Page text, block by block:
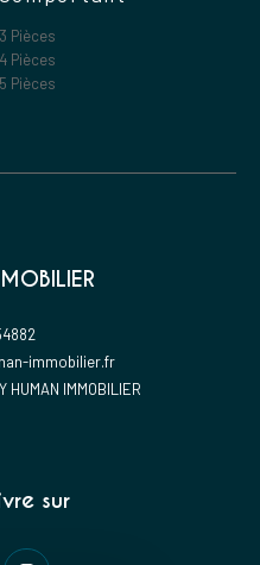
3 Pièces
4 Pièces
5 Pièces
immobilier.fr
HUMAN IMMOBILIER
sur